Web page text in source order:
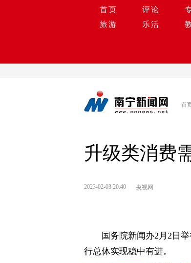
首页 评论
旅游
乐活
首
升级类消费
2023-02-03 20:40 央视网
国务院新闻办2月2日
行总体实现稳中有进。